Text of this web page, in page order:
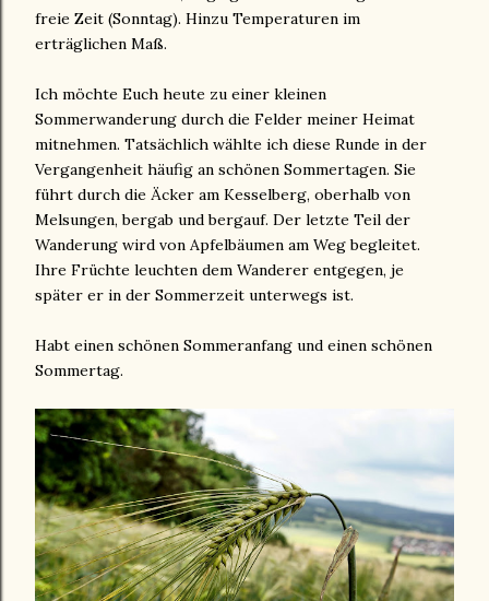
freie Zeit (Sonntag). Hinzu Temperaturen im
erträglichen Maß.
Ich möchte Euch heute zu einer kleinen
Sommerwanderung durch die Felder meiner Heimat
mitnehmen. Tatsächlich wählte ich diese Runde in der
Vergangenheit häufig an schönen Sommertagen. Sie
führt durch die Äcker am Kesselberg, oberhalb von
Melsungen, bergab und bergauf. Der letzte Teil der
Wanderung wird von Apfelbäumen am Weg begleitet.
Ihre Früchte leuchten dem Wanderer entgegen, je
später er in der Sommerzeit unterwegs ist.
Habt einen schönen Sommeranfang und einen schönen
Sommertag.